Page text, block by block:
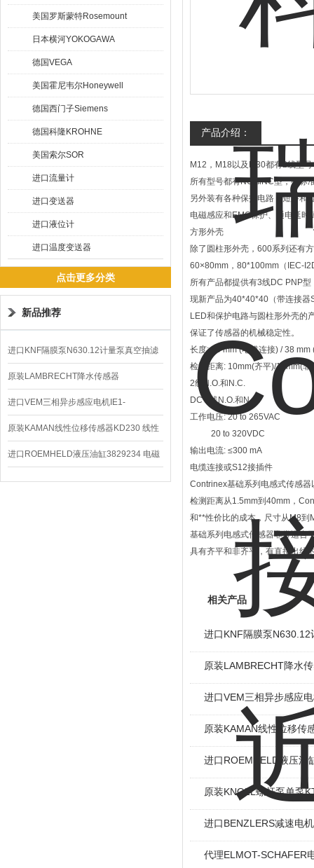
美国罗斯蒙特Rosemount
日本横河YOKOGAWA
德国VEGA
美国霍尼韦尔Honeywell
德国西门子Siemens
德国科隆KROHNE
美国索尔SOR
进口流量计
进口变送器
进口液位计
进口温度变送器
点击更多分类
新品推荐
进口KNF隔膜泵N630.12计量泵真空抽滤
泵价格
原装LAMBRECHT降水传感器
00.14575.20气象仪
进口VEM三相异步感应电机IE1-
K21R80G4马达
原装KAMAN线性位移传感器KD230 线性
编码器
进口ROEMHELD液压油缸3829234 电磁
阀定位器
产品介绍：
M12，M18以及M30都有2线型
所有型号都有NO和NC型，有标
另外装有各种保护电路：短路和
电磁感应和EMC保护、通电延时
方形外壳
除了圆柱形外壳，600系列还有
60×80mm，80*100mm（IEC-
所有产品都提供有3线DC PNP
现新产品为40*40*40（带连接
LED和保护电路与圆柱形外壳的
保证了传感器的机械稳定性。
长度: 25 mm (电缆连接) / 38 mm
检测距离: 10mm(齐平)/15mm(非
2线N.O.和N.C.
DC 2线N.O.和N.C.
工作电压: 20 to 265VAC
20 to 320VDC
输出电流: ≤300 mA
电缆连接或S12接插件
Contrinex基础系列电感式传感
检测距离从1.5mm到40mm，
和**性价比的成本，尺寸从M8
基础系列电感式传感器非常适合
具有齐平和非齐平，有直接出线
相关产品
进口KNF隔膜泵
原装LAMBRECHT降水
进口VEM三相异步感应
原装KAMAN线性位移传
进口ROEMHELD液压油
原装KNOLL螺杆泵单泵
进口BENZLERS减速电
代理ELMOT-SCHAFER